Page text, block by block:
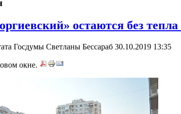
остаются без тепла
Госдумы Светланы Бессараб 30.10.2019 13:35